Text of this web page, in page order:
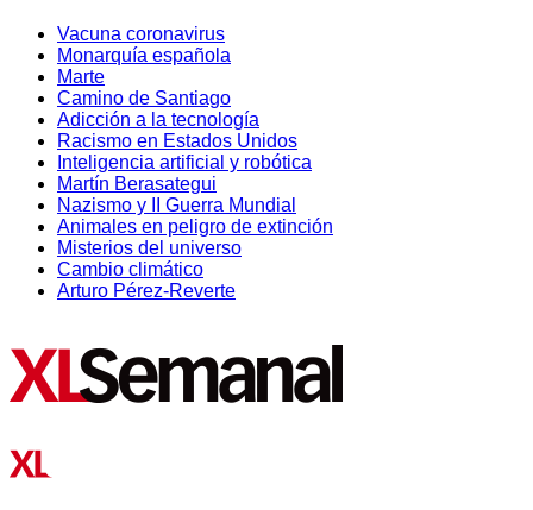
Vacuna coronavirus
Monarquía española
Marte
Camino de Santiago
Adicción a la tecnología
Racismo en Estados Unidos
Inteligencia artificial y robótica
Martín Berasategui
Nazismo y II Guerra Mundial
Animales en peligro de extinción
Misterios del universo
Cambio climático
Arturo Pérez-Reverte